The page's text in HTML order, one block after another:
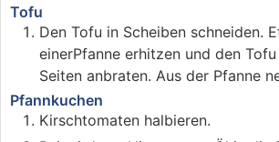
Tofu
Den Tofu in Scheiben schneiden.
einerPfanne erhitzen und den
Seiten anbraten. Aus der Pfanne
Pfannkuchen
Kirschtomaten halbieren.